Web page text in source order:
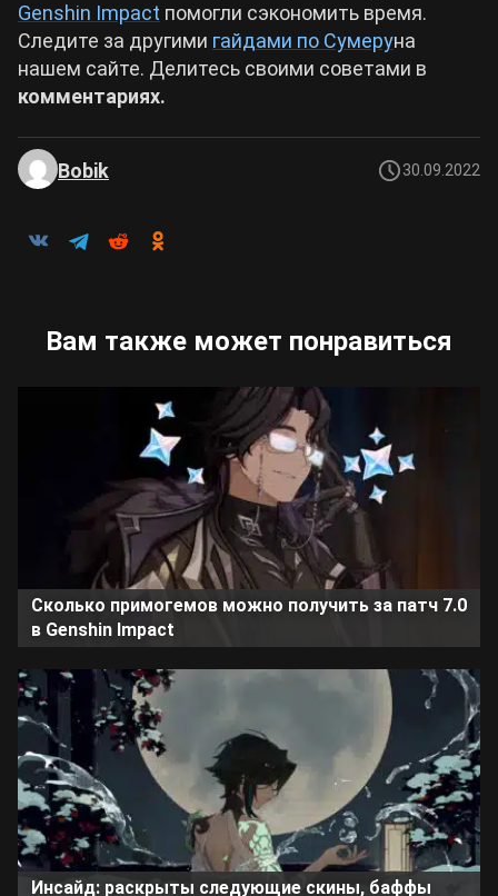
Genshin Impact помогли сэкономить время.
Следите за другими гайдами по Сумеруна
нашем сайте. Делитесь своими советами в
комментариях.
Bobik 30.09.2022
Вам также может понравиться
Сколько примогемов можно получить за патч 7.0
в Genshin Impact
Инсайд: раскрыты следующие скины, баффы